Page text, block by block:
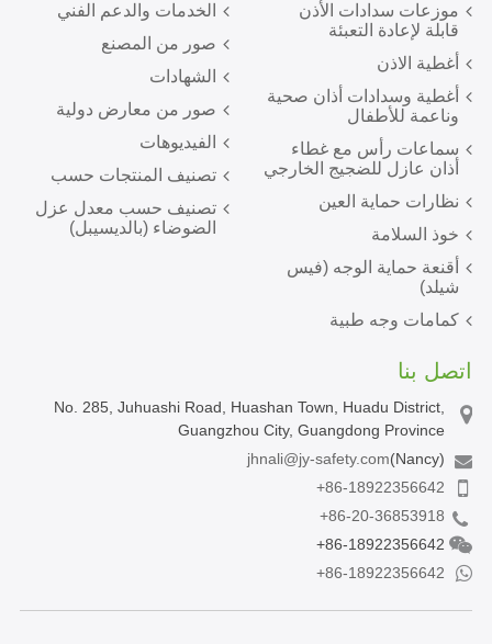
الخدمات والدعم الفني
صور من المصنع
الشهادات
صور من معارض دولية
الفيديوهات
تصنيف المنتجات حسب
تصنيف حسب معدل عزل
الضوضاء (بالديسيبل)
موزعات سدادات الأذن
قابلة لإعادة التعبئة
أغطية الاذن
أغطية وسدادات أذان صحية
وناعمة للأطفال
سماعات رأس مع غطاء
أذان عازل للضجيج الخارجي
نظارات حماية العين
خوذ السلامة
أقنعة حماية الوجه (فيس
شيلد)
كمامات وجه طبية
اتصل بنا
No. 285, Juhuashi Road, Huashan Town, Huadu District,
Guangzhou City, Guangdong Province
jhnali@jy-safety.com(Nancy)
+86-18922356642
+86-20-36853918
+86-18922356642
+86-18922356642